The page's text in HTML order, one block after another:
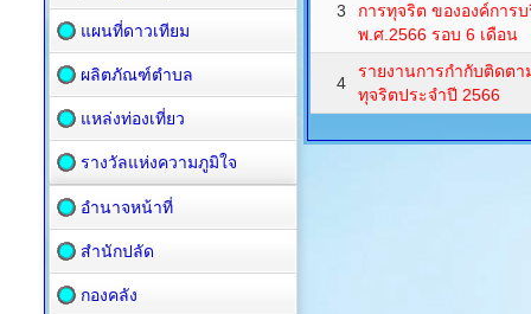
3
การทุจริต ขององค์การ
พ.ศ.2566 รอบ 6 เดือน
4
รายงานการกำกับติดต
ทุจริตประจำปี 2566
แผนที่ดาวเทียม
ผลิตภัณฑ์ตำบล
แหล่งท่องเที่ยว
รางวัลแห่งความภูมิใจ
อำนาจหน้าที่
สำนักปลัด
กองคลัง